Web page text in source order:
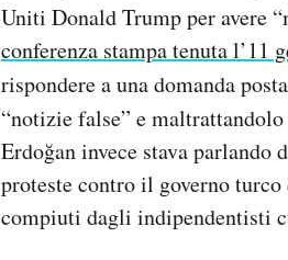
Uniti Donald Trump per avere
conferenza stampa tenuta l’11
rispondere a una domanda
“notizie false” e
Erdoğan invece stava
proteste contro il governo
compiuti dagli indipendentisti